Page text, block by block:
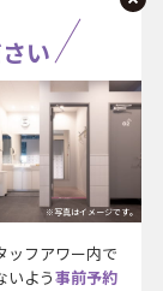
い
※写真はイメージです。
ッフアワー内で
いよう事前予約